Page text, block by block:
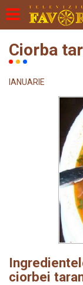
Ciorba
IANUARIE
ciorbei